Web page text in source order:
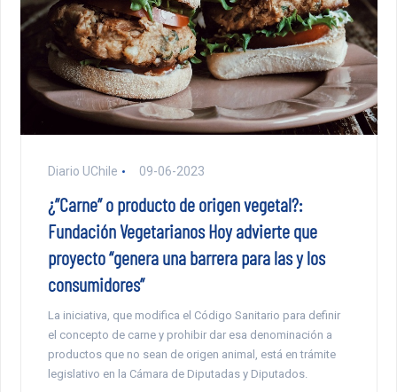
Diario UChile 09-06-2023
¿”Carne” o producto de origen vegetal?:
Fundación Vegetarianos Hoy advierte que
proyecto “genera una barrera para las y los
consumidores”
La iniciativa, que modifica el Código Sanitario para definir
el concepto de carne y prohibir dar esa denominación a
productos que no sean de origen animal, está en trámite
legislativo en la Cámara de Diputadas y Diputados.